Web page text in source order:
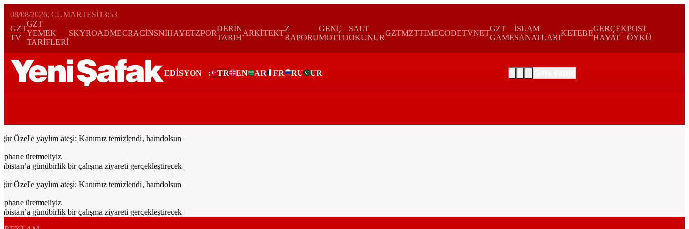
08/08/2026, CUMARTESI13:53
GZT
TV
GZT
YEMEK
TARİFLERİ
SKYROADMECRACİNSNİHAYETZPOR
DERİN
TARIH
ARKİTEKT
Z
RAPORU
GENÇ
MOTTO
SALT
OKUNUR
GZTMZTTIMECODETVNET
GZT
GAME
İSLAM
SANATLARI
KETEBE
GERÇEK
HAYAT
POST
ÖYKÜ
EDİSYON : TR EN AR FR RU UR
yaylım ateşi: Kanımız temizlendi, hamdolsun
üretmeliyiz
günübirlik bir çalışma ziyareti gerçekleştirecek
yaylım ateşi: Kanımız temizlendi, hamdolsun
üretmeliyiz
günübirlik bir çalışma ziyareti gerçekleştirecek